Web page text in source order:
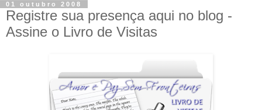
01 outubro 2008
Registre sua presença aqui no blog -
Assine o Livro de Visitas